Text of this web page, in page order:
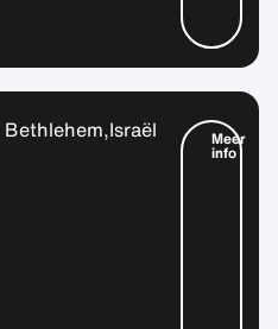
Bethlehem,Israël Meer
info